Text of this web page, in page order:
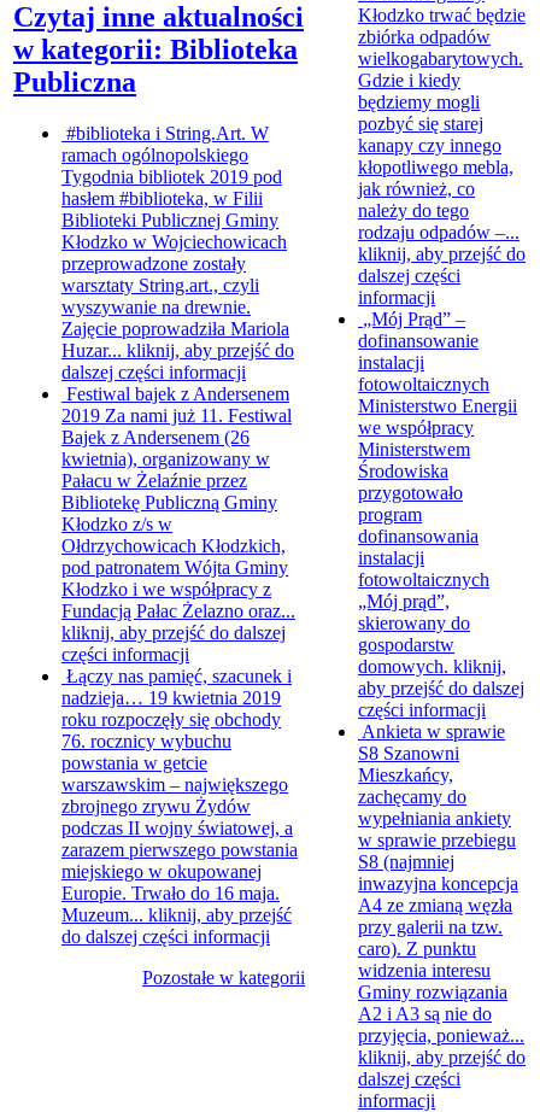
Czytaj inne aktualności
w kategorii: Biblioteka
Publiczna
#biblioteka i String.Art. W
ramach ogólnopolskiego
Tygodnia bibliotek 2019 pod
hasłem #biblioteka, w Filii
Biblioteki Publicznej Gminy
Kłodzko w Wojciechowicach
przeprowadzone zostały
warsztaty String.art., czyli
wyszywanie na drewnie.
Zajęcie poprowadziła Mariola
Huzar... kliknij, aby przejść do
dalszej części informacji
Festiwal bajek z Andersenem
2019 Za nami już 11. Festiwal
Bajek z Andersenem (26
kwietnia), organizowany w
Pałacu w Żelaźnie przez
Bibliotekę Publiczną Gminy
Kłodzko z/s w
Ołdrzychowicach Kłodzkich,
pod patronatem Wójta Gminy
Kłodzko i we współpracy z
Fundacją Pałac Żelazno oraz...
kliknij, aby przejść do dalszej
części informacji
Łączy nas pamięć, szacunek i
nadzieja… 19 kwietnia 2019
roku rozpoczęły się obchody
76. rocznicy wybuchu
powstania w getcie
warszawskim – największego
zbrojnego zrywu Żydów
podczas II wojny światowej, a
zarazem pierwszego powstania
miejskiego w okupowanej
Europie. Trwało do 16 maja.
Muzeum... kliknij, aby przejść
do dalszej części informacji
Pozostałe w kategorii
Kłodzko trwać będzie
zbiórka odpadów
wielkogabarytowych.
Gdzie i kiedy
będziemy mogli
pozbyć się starej
kanapy czy innego
kłopotliwego mebla,
jak również, co
należy do tego
rodzaju odpadów –...
kliknij, aby przejść do
dalszej części
informacji
„Mój Prąd” –
dofinansowanie
instalacji
fotowoltaicznych
Ministerstwo Energii
we współpracy
Ministerstwem
Środowiska
przygotowało
program
dofinansowania
instalacji
fotowoltaicznych
„Mój prąd”,
skierowany do
gospodarstw
domowych. kliknij,
aby przejść do dalszej
części informacji
Ankieta w sprawie
S8 Szanowni
Mieszkańcy,
zachęcamy do
wypełniania ankiety
w sprawie przebiegu
S8 (najmniej
inwazyjna koncepcja
A4 ze zmianą węzła
przy galerii na tzw.
caro). Z punktu
widzenia interesu
Gminy rozwiązania
A2 i A3 są nie do
przyjęcia, ponieważ...
kliknij, aby przejść do
dalszej części
informacji